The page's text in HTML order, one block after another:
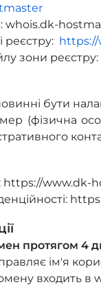
whois.dk-
реєстру: https://
зони реєстру:
бути
(фізична
https://
протягом 4
ім'я
входить в